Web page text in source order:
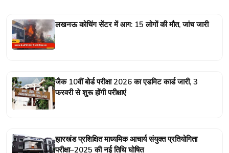
लखनऊ कोचिंग सेंटर में आग: 15 लोगों की मौत, जांच जारी
जैक 10वीं बोर्ड परीक्षा 2026 का एडमिट कार्ड जारी, 3
फरवरी से शुरू होंगी परीक्षाएं
झारखंड प्रशिक्षित माध्यमिक आचार्य संयुक्त प्रतियोगिता
परीक्षा–2025 की नई तिथि घोषित